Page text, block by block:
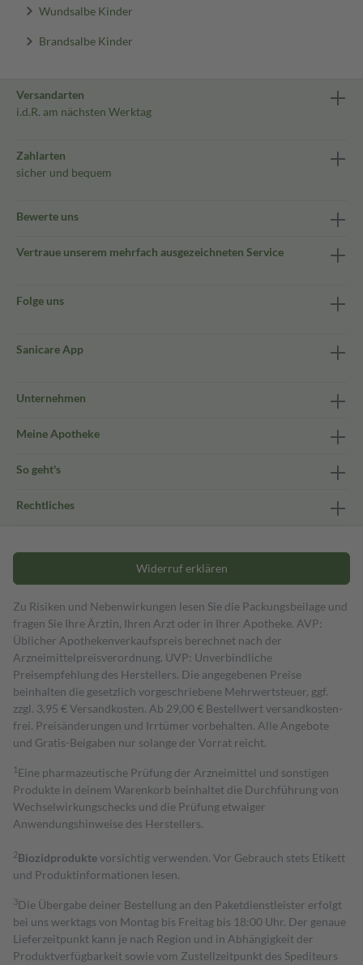
Wundsalbe Kinder
Brandsalbe Kinder
Versandarten
i.d.R. am nächsten Werktag
Zahlarten
sicher und bequem
Bewerte uns
Vertraue unserem mehrfach ausgezeichneten Service
Folge uns
Sanicare App
Unternehmen
Meine Apotheke
So geht's
Rechtliches
Widerruf erklären
Zu Risiken und Nebenwirkungen lesen Sie die Packungsbeilage und
fragen Sie Ihre Ärztin, Ihren Arzt oder in Ihrer Apotheke. AVP:
Üblicher Apothekenverkaufspreis berechnet nach der
Arzneimittelpreisverordnung. UVP: Unverbindliche
Preisempfehlung des Herstellers. Die angegebenen Preise
beinhalten die gesetzlich vorgeschriebene Mehrwertsteuer, ggf.
zzgl. 3,95 € Versandkosten. Ab 29,00 € Bestell­wert versand­kosten­
frei. Preisänderungen und Irrtümer vorbehalten. Alle Angebote
und Gratis-Beigaben nur solange der Vorrat reicht.
1 Eine pharmazeutische Prüfung der Arzneimittel und sonstigen
Produkte in deinem Warenkorb beinhaltet die Durchführung von
Wechselwirkungschecks und die Prüfung etwaiger
Anwendungshinweise des Herstellers.
2Biozidproduktevorsichtig verwenden. Vor Gebrauch stets Etikett
und Produktinformationen lesen.
3Die Übergabe deiner Bestellung an den Paketdienstleister erfolgt
bei uns werktags von Montag bis Freitag bis 18:00 Uhr. Der genaue
Lieferzeitpunkt kann je nach Region und in Abhängigkeit der
Produktverfügbarkeit sowie vom Zustellzeitpunkt des Spediteurs